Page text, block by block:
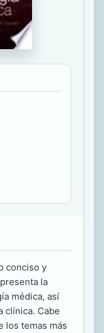
conciso y
la
médica, así
clínica. Cabe
los temas más